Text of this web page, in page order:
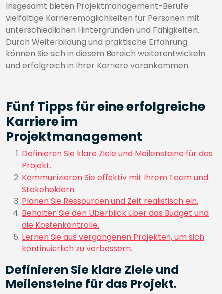
Insgesamt bieten Projektmanagement-Berufe
vielfältige Karrieremöglichkeiten für Personen mit
unterschiedlichen Hintergründen und Fähigkeiten.
Durch Weiterbildung und praktische Erfahrung
können Sie sich in diesem Bereich weiterentwickeln
und erfolgreich in Ihrer Karriere vorankommen.
Fünf Tipps für eine erfolgreiche
Karriere im
Projektmanagement
Definieren Sie klare Ziele und Meilensteine für das
Projekt.
Kommunizieren Sie effektiv mit Ihrem Team und
Stakeholdern.
Planen Sie Ressourcen und Zeit realistisch ein.
Behalten Sie den Überblick über das Budget und
die Kostenkontrolle.
Lernen Sie aus vergangenen Projekten, um sich
kontinuierlich zu verbessern.
Definieren Sie klare Ziele und
Meilensteine für das Projekt.